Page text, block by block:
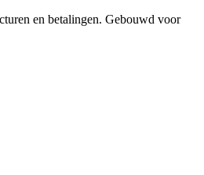
en betalingen. Gebouwd voor